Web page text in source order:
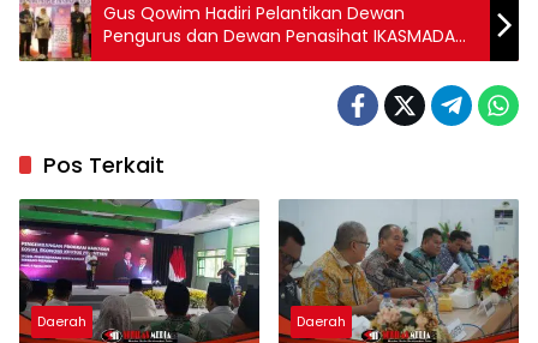
Gus Qowim Hadiri Pelantikan Dewan
Pengurus dan Dewan Penasihat IKASMADA
Periode 2025-2029
Pos Terkait
Daerah Daerah